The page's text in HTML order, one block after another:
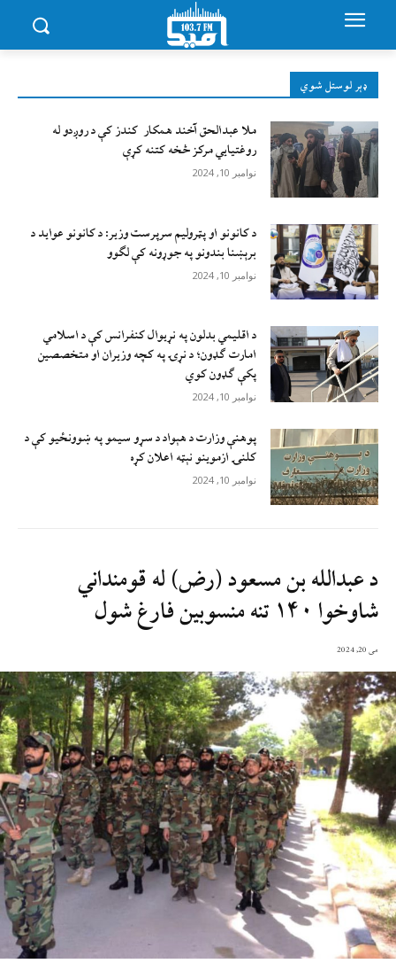
ډېر لوستل شوي
ملا عبدالحق آخند همکار کندز کې د روږدو له
روغتیایي مرکز څخه کتنه کړې
نوامبر 10, 2024
د کانونو او پټرولیم سرپرست وزیر: د کانونو عواید د
برېښنا بندونو په جوړونه کې لګوو
نوامبر 10, 2024
د اقليمي بدلون په نړيوال کنفرانس کې د اسلامي
امارت ګډون؛ د نړۍ په کچه وزيران او متخصصين
پکې ګډون کوي
نوامبر 10, 2024
پوهنې وزارت د هېواد د سړو سيمو په ښوونځيو کې د
کلنۍ ازموينو نېټه اعلان کړه
نوامبر 10, 2024
د عبدالله بن مسعود (رض) له قومنداني
شاوخوا ۱۴۰ تنه منسوبین فارغ شول
می 20, 2024